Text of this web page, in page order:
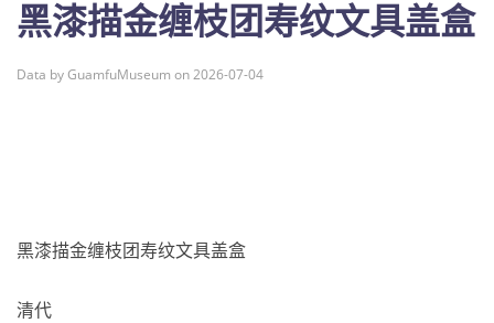
黑漆描金缠枝团寿纹文具盖盒
Data by GuamfuMuseum on 2026-07-04
黑漆描金缠枝团寿纹文具盖盒
清代